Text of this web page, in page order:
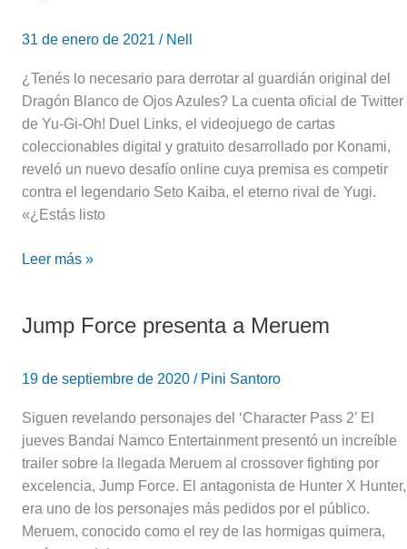
31 de enero de 2021 / Nell
¿Tenés lo necesario para derrotar al guardián original del
Dragón Blanco de Ojos Azules? La cuenta oficial de Twitter
de Yu-Gi-Oh! Duel Links, el videojuego de cartas
coleccionables digital y gratuito desarrollado por Konami,
reveló un nuevo desafío online cuya premisa es competir
contra el legendario Seto Kaiba, el eterno rival de Yugi.
«¿Estás listo
Leer más »
Jump Force presenta a Meruem
19 de septiembre de 2020 / Pini Santoro
Siguen revelando personajes del ‘Character Pass 2’ El
jueves Bandai Namco Entertainment presentó un increíble
trailer sobre la llegada Meruem al crossover fighting por
excelencia, Jump Force. El antagonista de Hunter X Hunter,
era uno de los personajes más pedidos por el público.
Meruem, conocido como el rey de las hormigas quimera,
Jump
Meruem